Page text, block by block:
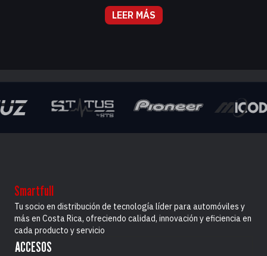
LEER MÁS
Smartfull
Tu socio en distribución de tecnología líder para automóviles y
más en Costa Rica, ofreciendo calidad, innovación y eficiencia en
cada producto y servicio
ACCESOS